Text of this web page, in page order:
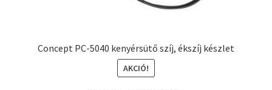
Concept PC-5040 kenyérsütő szíj, ékszíj készlet
AKCIÓ!